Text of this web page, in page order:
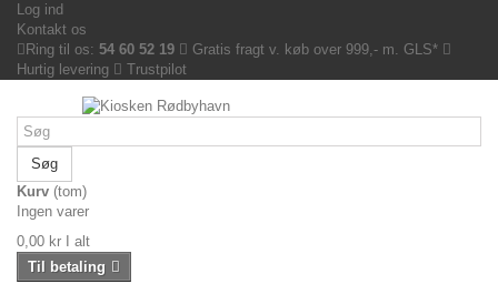
Log ind
Kontakt os
Ring til os: 54 60 52 19
Gratis fragt v. køb over 999,- m. GLS*
Hurtig levering
Trustpilot
Søg
Kurv (tom)
Ingen varer
0,00 kr
I alt
Til betaling